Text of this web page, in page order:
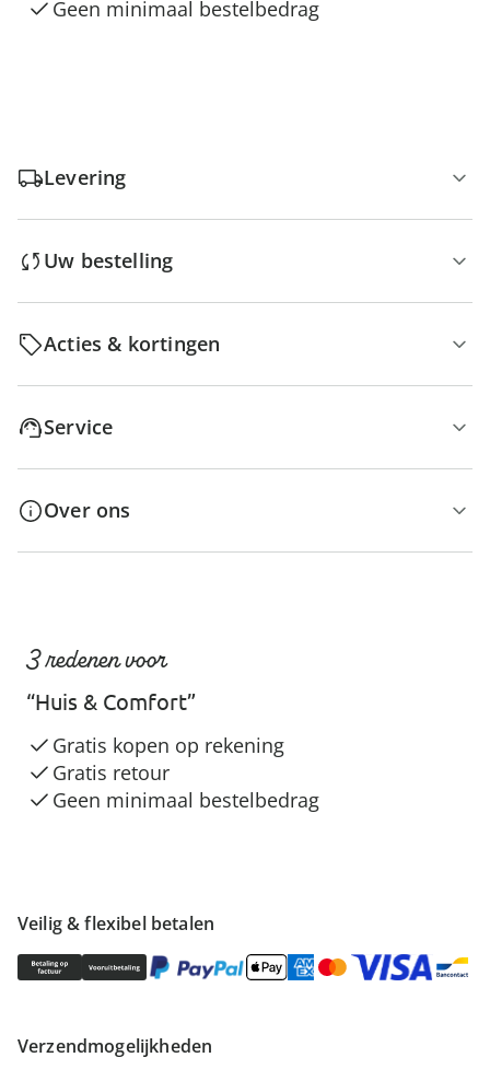
Geen minimaal bestelbedrag
Levering
Uw bestelling
Acties & kortingen
Service
Over ons
Veilig & flexibel betalen
Verzendmogelijkheden
3 redenen voor
“Huis & Comfort”
Gratis kopen op rekening
Gratis retour
Geen minimaal bestelbedrag